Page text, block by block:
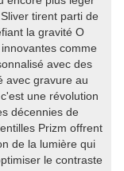
tirent parti de
la gravité O
comme
avec des
avec gravure au
une révolution
décennies de
Prizm offrent
de la lumière qui
le contraste